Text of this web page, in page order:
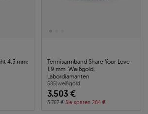
4,5 mm:
Tennisarmband Share Your Love
1,9 mm: Weißgold,
Labordiamanten
585|weißgold
3.503 €
3.767 € Sie sparen 264 €